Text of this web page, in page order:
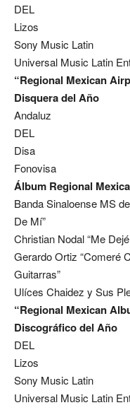
DEL
Lizos
Sony Music Latin
Universal Music Latin
“Regional Mexican
Disquera del Año
Andaluz
DEL
Disa
Fonovisa
Álbum Regional
Banda Sinaloense MS
De Mí”
Christian Nodal “Me
Gerardo Ortiz “Comeré
Guitarras”
Ulíces Chaidez y Sus
“Regional Mexican
Discográfico del Año
DEL
Lizos
Sony Music Latin
Universal Music Latin